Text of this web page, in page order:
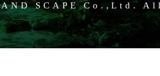
SCAPE Co.,Ltd.